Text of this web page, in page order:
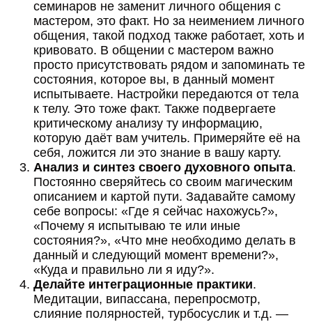
семинаров не заменит личного общения с
мастером, это факт. Но за неимением личного
общения, такой подход также работает, хоть и
кривовато. В общении с мастером важно
просто присутствовать рядом и запоминать те
состояния, которое вы, в данный момент
испытываете. Настройки передаются от тела
к телу. Это тоже факт. Также подвергаете
критическому анализу ту информацию,
которую даёт вам учитель. Примеряйте её на
себя, ложится ли это знание в вашу карту.
Анализ и синтез своего духовного опыта.
Постоянно сверяйтесь со своим магическим
описанием и картой пути. Задавайте самому
себе вопросы: «Где я сейчас нахожусь?»,
«Почему я испытываю те или иные
состояния?», «Что мне необходимо делать в
данный и следующий момент времени?»,
«Куда и правильно ли я иду?».
Делайте интеграционные практики.
Медитации, випассана, перепросмотр,
слияние полярностей, турбосуслик и т.д. —